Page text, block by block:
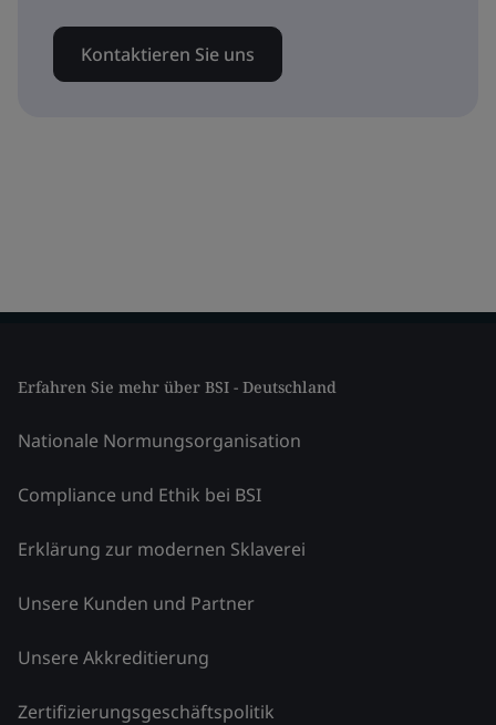
Kontaktieren Sie uns
Erfahren Sie mehr über BSI - Deutschland
Nationale Normungsorganisation
Compliance und Ethik bei BSI
Erklärung zur modernen Sklaverei
Unsere Kunden und Partner
Unsere Akkreditierung
Zertifizierungsgeschäftspolitik